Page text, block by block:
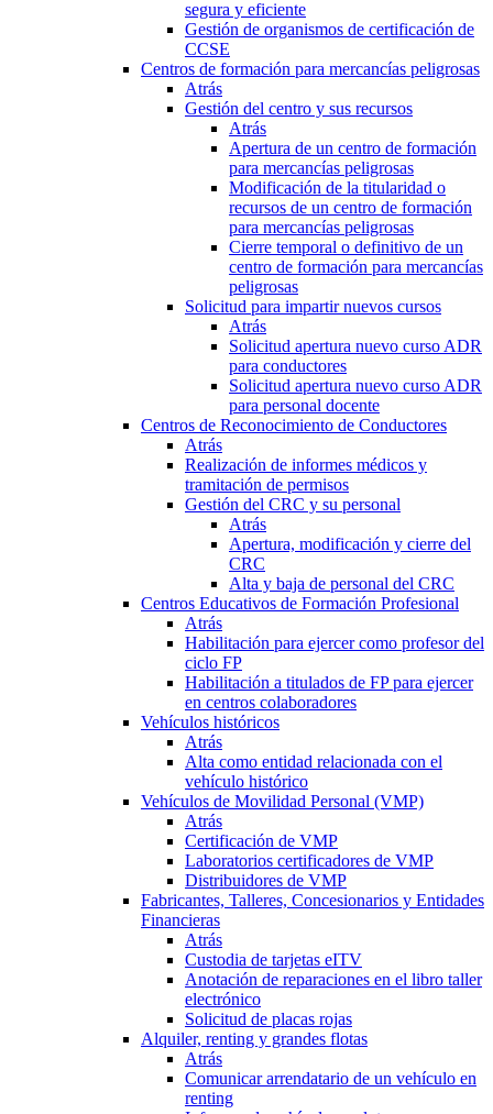
segura y eficiente
Gestión de organismos de certificación de
CCSE
Centros de formación para mercancías peligrosas
Atrás
Gestión del centro y sus recursos
Atrás
Apertura de un centro de formación
para mercancías peligrosas
Modificación de la titularidad o
recursos de un centro de formación
para mercancías peligrosas
Cierre temporal o definitivo de un
centro de formación para mercancías
peligrosas
Solicitud para impartir nuevos cursos
Atrás
Solicitud apertura nuevo curso ADR
para conductores
Solicitud apertura nuevo curso ADR
para personal docente
Centros de Reconocimiento de Conductores
Atrás
Realización de informes médicos y
tramitación de permisos
Gestión del CRC y su personal
Atrás
Apertura, modificación y cierre del
CRC
Alta y baja de personal del CRC
Centros Educativos de Formación Profesional
Atrás
Habilitación para ejercer como profesor del
ciclo FP
Habilitación a titulados de FP para ejercer
en centros colaboradores
Vehículos históricos
Atrás
Alta como entidad relacionada con el
vehículo histórico
Vehículos de Movilidad Personal (VMP)
Atrás
Certificación de VMP
Laboratorios certificadores de VMP
Distribuidores de VMP
Fabricantes, Talleres, Concesionarios y Entidades
Financieras
Atrás
Custodia de tarjetas eITV
Anotación de reparaciones en el libro taller
electrónico
Solicitud de placas rojas
Alquiler, renting y grandes flotas
Atrás
Comunicar arrendatario de un vehículo en
renting